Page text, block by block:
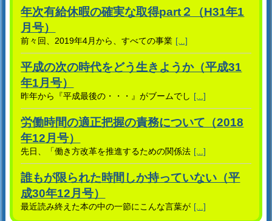
年次有給休暇の確実な取得part２（H31年1
月号）
前々回、2019年4月から、すべての事業 [...]
平成の次の時代をどう生きようか（平成31
年1月号）
昨年から『平成最後の・・・』がブームでし [...]
労働時間の適正把握の責務について（2018
年12月号）
先日、「働き方改革を推進するための関係法 [...]
誰もが限られた時間しか持っていない（平
成30年12月号）
最近読み終えた本の中の一節にこんな言葉が [...]